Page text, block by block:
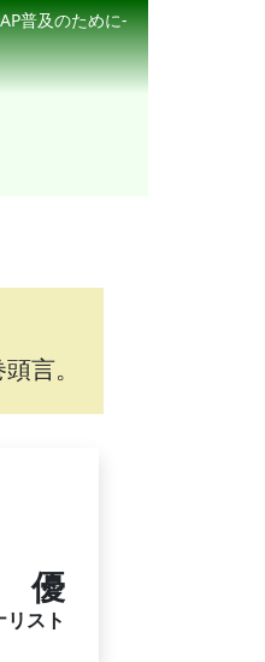
普及のために-
言。
優
スト